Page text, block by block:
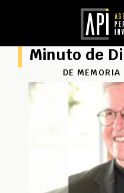
Minuto de
DE MEMORIA